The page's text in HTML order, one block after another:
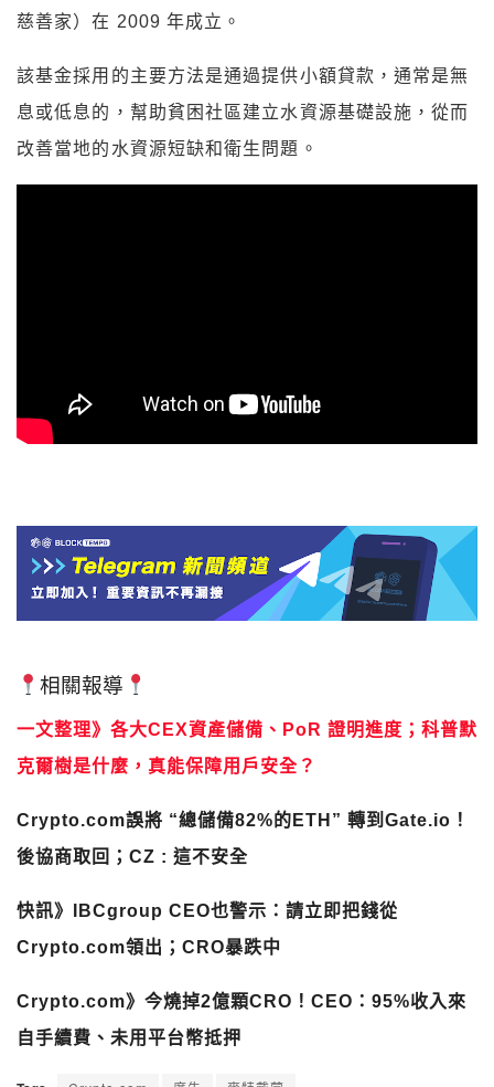
慈善家）在 2009 年成立。
該基金採用的主要方法是通過提供小額貸款，通常是無
息或低息的，幫助貧困社區建立水資源基礎設施，從而
改善當地的水資源短缺和衛生問題。
相關報導
一文整理》各大CEX資產儲備、PoR 證明進度；科普默
克爾樹是什麼，真能保障用戶安全？
Crypto.com誤將 “總儲備82%的ETH” 轉到Gate.io！
後協商取回；CZ : 這不安全
快訊》IBCgroup CEO也警示：請立即把錢從
Crypto.com領出；CRO暴跌中
Crypto.com》今燒掉2億顆CRO！CEO：95%收入來
自手續費、未用平台幣抵押